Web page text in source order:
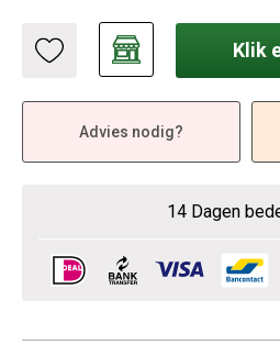
Klik
Advies nodig?
14 Dagen